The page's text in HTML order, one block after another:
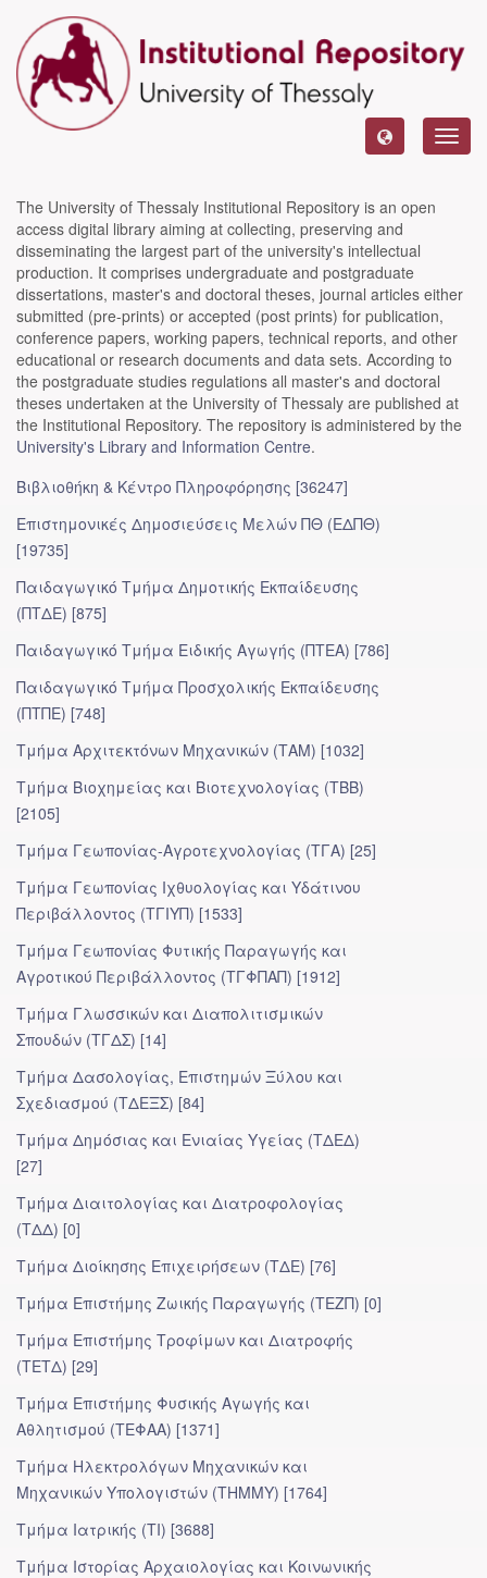
The University of Thessaly Institutional Repository is an open
access digital library aiming at collecting, preserving and
disseminating the largest part of the university's intellectual
production. It comprises undergraduate and postgraduate
dissertations, master's and doctoral theses, journal articles either
submitted (pre-prints) or accepted (post prints) for publication,
conference papers, working papers, technical reports, and other
educational or research documents and data sets. According to
the postgraduate studies regulations all master's and doctoral
theses undertaken at the University of Thessaly are published at
the Institutional Repository. The repository is administered by the
University's Library and Information Centre.
Βιβλιοθήκη & Κέντρο Πληροφόρησης [36247]
Επιστημονικές Δημοσιεύσεις Μελών ΠΘ (ΕΔΠΘ)
[19735]
Παιδαγωγικό Τμήμα Δημοτικής Εκπαίδευσης
(ΠΤΔΕ) [875]
Παιδαγωγικό Τμήμα Ειδικής Αγωγής (ΠΤΕΑ) [786]
Παιδαγωγικό Τμήμα Προσχολικής Eκπαίδευσης
(ΠΤΠΕ) [748]
Τμήμα Αρχιτεκτόνων Μηχανικών (ΤΑΜ) [1032]
Τμήμα Βιοχημείας και Βιοτεχνολογίας (ΤΒΒ)
[2105]
Τμήμα Γεωπονίας-Αγροτεχνολογίας (ΤΓΑ) [25]
Τμήμα Γεωπονίας Ιχθυολογίας και Υδάτινου
Περιβάλλοντος (ΤΓΙΥΠ) [1533]
Τμήμα Γεωπονίας Φυτικής Παραγωγής και
Αγροτικού Περιβάλλοντος (ΤΓΦΠΑΠ) [1912]
Τμήμα Γλωσσικών και Διαπολιτισμικών
Σπουδών (ΤΓΔΣ) [14]
Τμήμα Δασολογίας, Επιστημών Ξύλου και
Σχεδιασμού (ΤΔΕΞΣ) [84]
Τμήμα Δημόσιας και Ενιαίας Υγείας (ΤΔΕΔ)
[27]
Τμήμα Διαιτολογίας και Διατροφολογίας
(ΤΔΔ) [0]
Τμήμα Διοίκησης Επιχειρήσεων (ΤΔΕ) [76]
Τμήμα Επιστήμης Ζωικής Παραγωγής (ΤΕΖΠ) [0]
Τμήμα Επιστήμης Τροφίμων και Διατροφής
(ΤΕΤΔ) [29]
Τμήμα Επιστήμης Φυσικής Αγωγής και
Αθλητισμού (ΤΕΦΑΑ) [1371]
Τμήμα Ηλεκτρολόγων Μηχανικών και
Μηχανικών Υπολογιστών (ΤΗΜΜΥ) [1764]
Τμήμα Ιατρικής (ΤΙ) [3688]
Τμήμα Ιστορίας Αρχαιολογίας και Κοινωνικής